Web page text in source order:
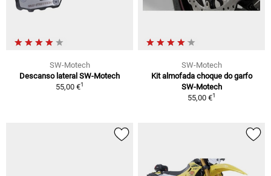
SW-Motech
Descanso lateral SW-Motech
55,00 €1
SW-Motech
Kit almofada choque do garfo
SW-Motech
55,00 €1